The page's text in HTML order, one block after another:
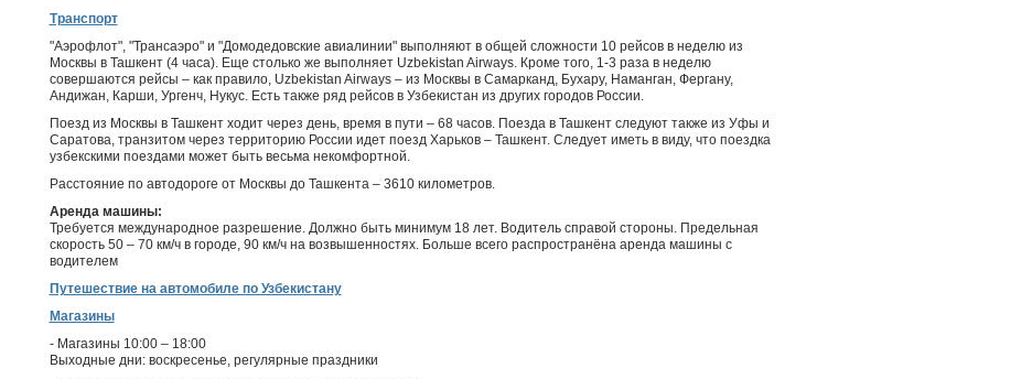
Транспорт
"Аэрофлот", "Трансаэро" и "Домодедовские авиалинии" выполняют в общей сложности 10 рейсов в неделю из
Москвы в Ташкент (4 часа). Еще столько же выполняет Uzbekistan Airways. Кроме того, 1-3 раза в неделю
совершаются рейсы – как правило, Uzbekistan Airways – из Москвы в Самарканд, Бухару, Наманган, Фергану,
Андижан, Карши, Ургенч, Нукус. Есть также ряд рейсов в Узбекистан из других городов России.
Поезд из Москвы в Ташкент ходит через день, время в пути – 68 часов. Поезда в Ташкент следуют также из Уфы и
Саратова, транзитом через территорию России идет поезд Харьков – Ташкент. Следует иметь в виду, что поездка
узбекскими поездами может быть весьма некомфортной.
Расстояние по автодороге от Москвы до Ташкента – 3610 километров.
Аренда машины:
Требуется международное разрешение. Должно быть минимум 18 лет. Водитель справой стороны. Предельная
скорость 50 – 70 км/ч в городе, 90 км/ч на возвышенностях. Больше всего распространёна аренда машины с
водителем
Путешествие на автомобиле по Узбекистану
Магазины
- Магазины 10:00 – 18:00
Выходные дни: воскресенье, регулярные праздники